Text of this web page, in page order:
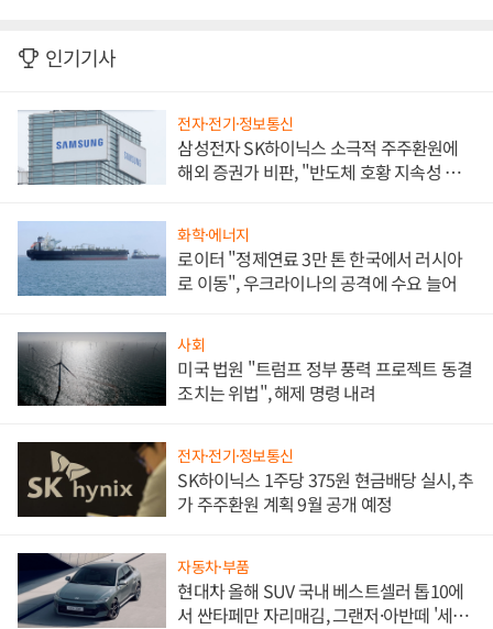
인기기사
전자·전기·정보통신
삼성전자 SK하이닉스 소극적 주주환원에
해외 증권가 비판, "반도체 호황 지속성 의
화학·에너지
로이터 "정제연료 3만 톤 한국에서 러시아
로 이동", 우크라이나의 공격에 수요 늘어
사회
미국 법원 "트럼프 정부 풍력 프로젝트 동결
조치는 위법", 해제 명령 내려
전자·전기·정보통신
SK하이닉스 1주당 375원 현금배당 실시, 추
가 주주환원 계획 9월 공개 예정
자동차·부품
현대차 올해 SUV 국내 베스트셀러 톱10에
서 싼타페만 자리매김, 그랜저·아반떼 '세단